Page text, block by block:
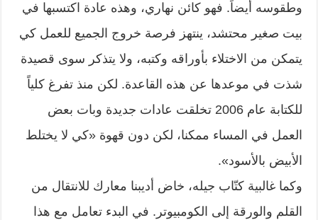
وطقوسه أيضاً. فهو كائن نهاري، وهذه عادة اكتسبها في
بيت صغير محتشد، ينتهز فرصة خروج الجميع للعمل كي
يتمكن من الاختلاء بأوراقه وكتبه، ولا يتذكر سوى قصيدة
شذت في موعدها عن هذه القاعدة. لكن منذ تفرغ كلياً
للكتابة عام 2006 تخلقت عادات جديدة وبات بعض
العمل في المساء ممكنا، لكن دون قهوة «كي لا يختلط
الأبيض بالأسود».
وكما غالبية كتّاب جيله، خاض أديبنا معارك للانتقال من
القلم والورقة إلى الكومبيوتر. في البدء تعامل مع هذا